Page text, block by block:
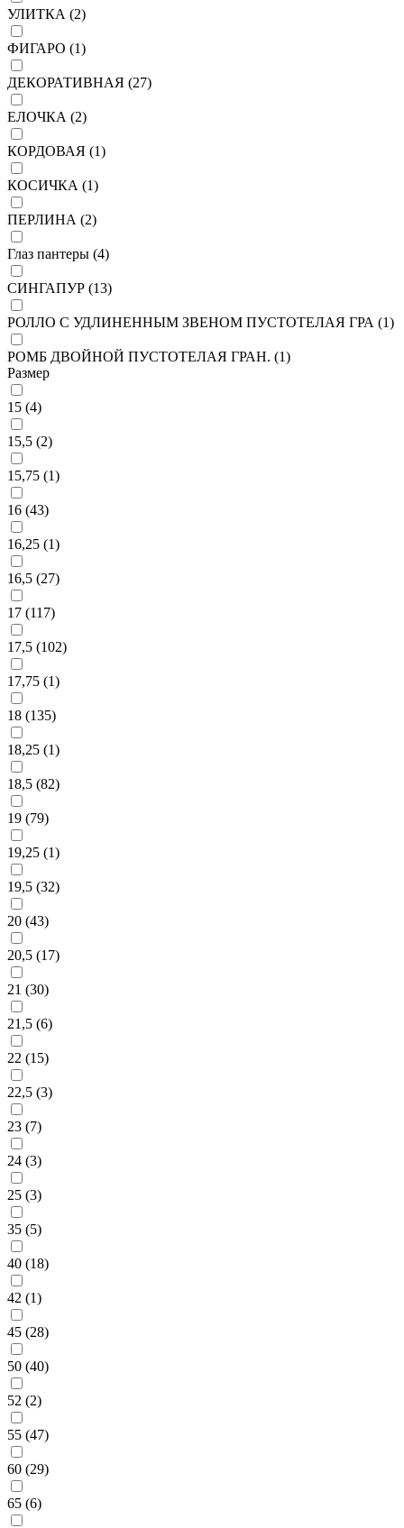
УЛИТКА (2)
ФИГАРО (1)
ДЕКОРАТИВНАЯ (27)
ЕЛОЧКА (2)
КОРДОВАЯ (1)
КОСИЧКА (1)
ПЕРЛИНА (2)
Глаз пантеры (4)
СИНГАПУР (13)
РОЛЛО С УДЛИНЕННЫМ ЗВЕНОМ ПУСТОТЕЛАЯ ГРА (1)
РОМБ ДВОЙНОЙ ПУСТОТЕЛАЯ ГРАН. (1)
Размер
15 (4)
15,5 (2)
15,75 (1)
16 (43)
16,25 (1)
16,5 (27)
17 (117)
17,5 (102)
17,75 (1)
18 (135)
18,25 (1)
18,5 (82)
19 (79)
19,25 (1)
19,5 (32)
20 (43)
20,5 (17)
21 (30)
21,5 (6)
22 (15)
22,5 (3)
23 (7)
24 (3)
25 (3)
35 (5)
40 (18)
42 (1)
45 (28)
50 (40)
52 (2)
55 (47)
60 (29)
65 (6)